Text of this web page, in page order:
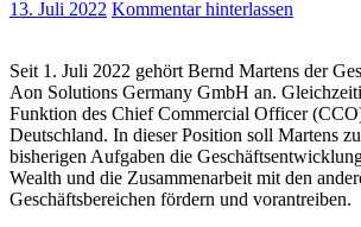
13. Juli 2022 Kommentar hinterlassen
Seit 1. Juli 2022 gehört Bernd Martens der
Aon Solutions Germany GmbH an.
Funktion des Chief Commercial Officer
Deutschland. In dieser Position soll Martens
bisherigen Aufgaben die
Wealth und die Zusammenarbeit mit den
Geschäftsbereichen fördern und vorantreiben.